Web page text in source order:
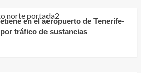
en el aeropuerto de Tenerife-
tráfico de sustancias